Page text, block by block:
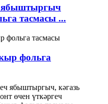
ябыштыргыч
тасмасы ...
фольга